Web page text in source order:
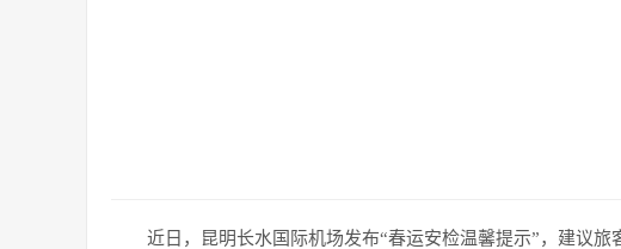
近日，昆明长水国际机场发布“春运安检温馨提示”，建议旅